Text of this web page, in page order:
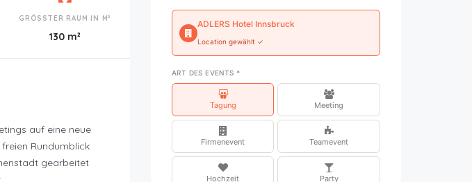
GRÖSSTER RAUM IN M²
130 m²
auf eine neue
Rundumblick
gearbeitet
ADLERS Hotel Innsbruck
Location gewählt ✓
ART DES EVENTS *
Tagung Meeting
Firmenevent Teamevent
Hochzeit Party